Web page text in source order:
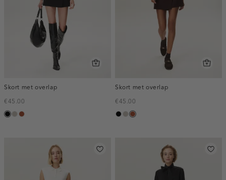
Skort met overlap
€45.00
zwart
taupe,
bruin
Skort met overlap
€45.00
zwart
taupe,
bruin